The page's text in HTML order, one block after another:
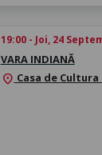
19:00 - Joi, 24
VARA INDIANĂ
location_on Casa de